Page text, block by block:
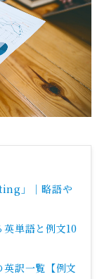
」｜略語や
英単語と例文10
訳一覧【例文